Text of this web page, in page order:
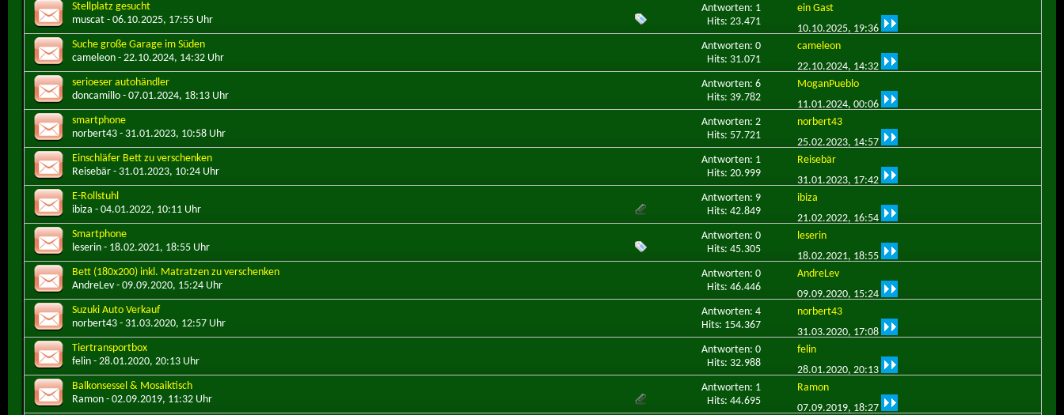
Stellplatz gesucht
muscat - 06.10.2025, 17:55 Uhr
Antworten: 1
Hits: 23.471
ein Gast
10.10.2025, 19:36
Suche große Garage im Süden
cameleon - 22.10.2024, 14:32 Uhr
Antworten: 0
Hits: 31.071
cameleon
22.10.2024, 14:32
serioeser autohändler
doncamillo - 07.01.2024, 18:13 Uhr
Antworten: 6
Hits: 39.782
MoganPueblo
11.01.2024, 00:06
smartphone
norbert43 - 31.01.2023, 10:58 Uhr
Antworten: 2
Hits: 57.721
norbert43
25.02.2023, 14:57
Einschläfer Bett zu verschenken
Reisebär - 31.01.2023, 10:24 Uhr
Antworten: 1
Hits: 20.999
Reisebär
31.01.2023, 17:42
E-Rollstuhl
ibiza - 04.01.2022, 10:11 Uhr
Antworten: 9
Hits: 42.849
ibiza
21.02.2022, 16:54
Smartphone
leserin - 18.02.2021, 18:55 Uhr
Antworten: 0
Hits: 45.305
leserin
18.02.2021, 18:55
Bett (180x200) inkl. Matratzen zu verschenken
AndreLev - 09.09.2020, 15:24 Uhr
Antworten: 0
Hits: 46.446
AndreLev
09.09.2020, 15:24
Suzuki Auto Verkauf
norbert43 - 31.03.2020, 12:57 Uhr
Antworten: 4
Hits: 154.367
norbert43
31.03.2020, 17:08
Tiertransportbox
felin - 28.01.2020, 20:13 Uhr
Antworten: 0
Hits: 32.988
felin
28.01.2020, 20:13
Balkonsessel & Mosaiktisch
Ramon - 02.09.2019, 11:32 Uhr
Antworten: 1
Hits: 44.695
Ramon
07.09.2019, 18:27